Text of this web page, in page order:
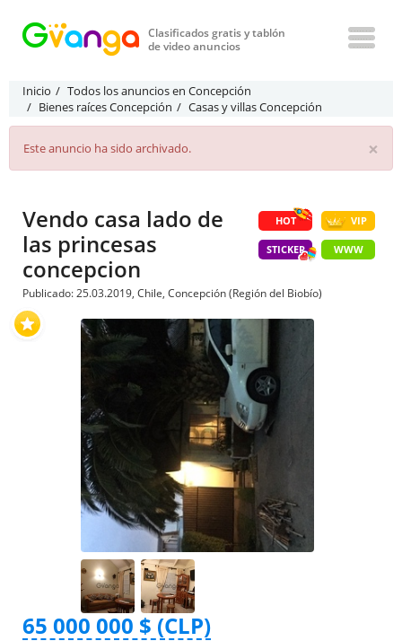
Clasificados gratis y tablón
de video anuncios
Inicio
Todos los anuncios en Concepción
Bienes raíces Concepción
Casas y villas Concepción
×
Este anuncio ha sido archivado.
HOT VIP
STICKER WWW
Vendo casa lado de
las princesas
concepcion
Publicado: 25.03.2019, Chile, Concepción (Región del Biobío)
65 000 000 $ (CLP)